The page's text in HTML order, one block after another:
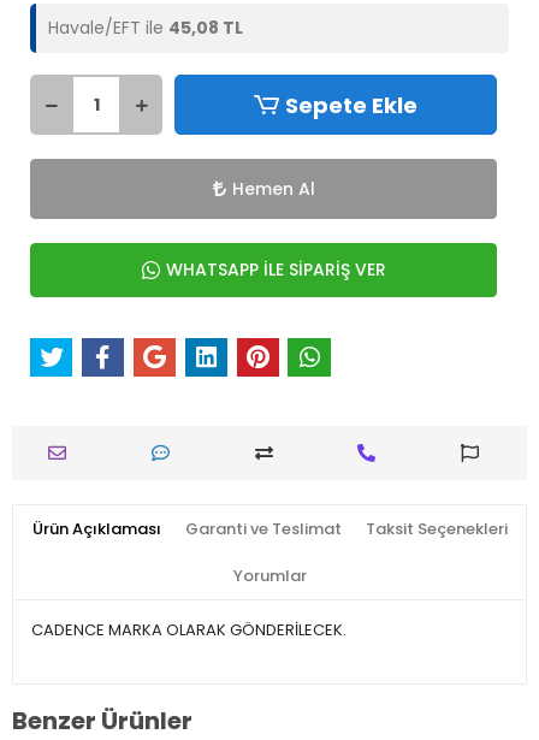
Havale/EFT ile 45,08 TL
Sepete Ekle
Hemen Al
WHATSAPP İLE SİPARİŞ VER
Ürün Açıklaması Garanti ve Teslimat Taksit Seçenekleri
Yorumlar
CADENCE MARKA OLARAK GÖNDERİLECEK.
Benzer Ürünler